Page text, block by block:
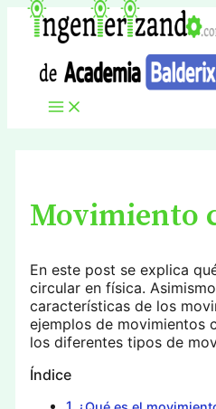
Main
Menu
Movimiento
En este post se explica
circular en física.
características de los
ejemplos de movimientos
los diferentes tipos de
Índice